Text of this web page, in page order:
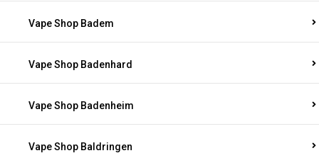
Vape Shop Badem
Vape Shop Badenhard
Vape Shop Badenheim
Vape Shop Baldringen